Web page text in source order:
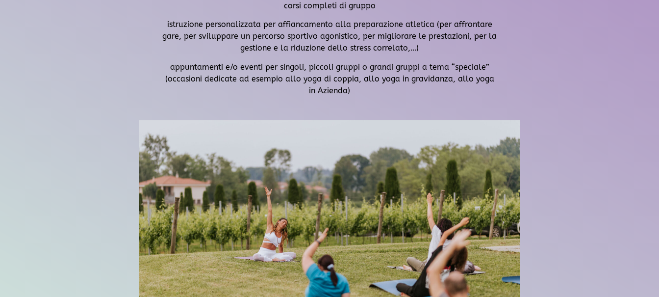
corsi completi di gruppo
istruzione personalizzata per affiancamento alla preparazione atletica (per affrontare
gare, per sviluppare un percorso sportivo agonistico, per migliorare le prestazioni, per la
gestione e la riduzione dello stress correlato,…)
appuntamenti e/o eventi per singoli, piccoli gruppi o grandi gruppi a tema “speciale”
(occasioni dedicate ad esempio allo yoga di coppia, allo yoga in gravidanza, allo yoga
in Azienda)